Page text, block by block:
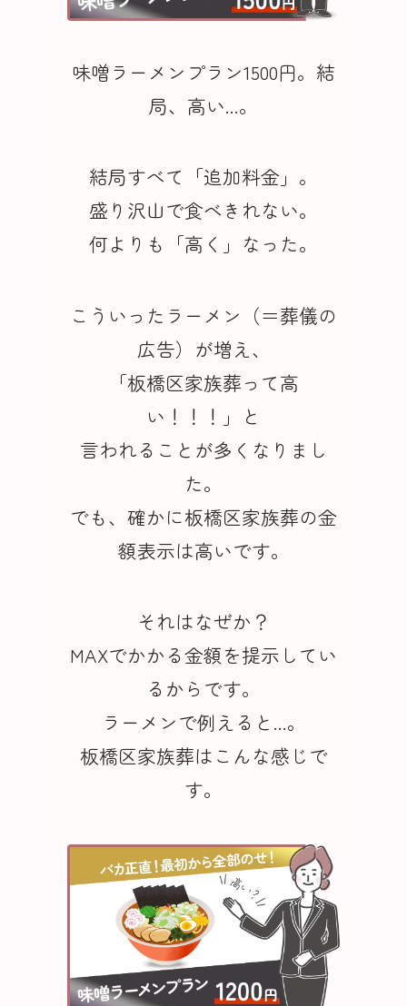
味噌ラーメンプラン1500円。結
局、高い...。
結局すべて「追加料金」。
盛り沢山で食べきれない。
何よりも「高く」なった。
こういったラーメン（＝葬儀の
広告）が増え、
「板橋区家族葬って高
い！！！」と
言われることが多くなりまし
た。
でも、確かに板橋区家族葬の金
額表示は高いです。
それはなぜか？
MAXでかかる金額を提示してい
るからです。
ラーメンで例えると...。
板橋区家族葬はこんな感じで
す。